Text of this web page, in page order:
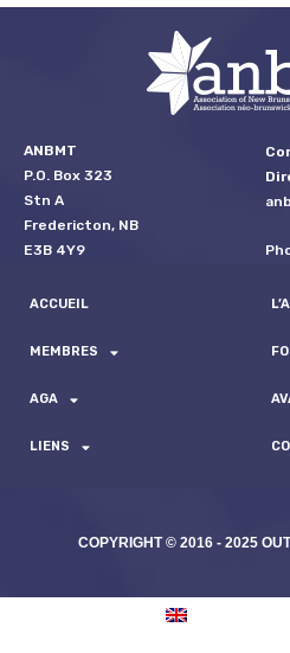
ANBMT
P.O. Box 323
Stn A
Fredericton, NB
E3B 4Y9
ACCUEIL
MEMBRES
AGA
LIENS
COPYRIGHT © 2016 - 2025